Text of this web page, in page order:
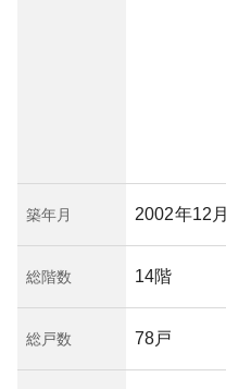
築年月 2002年12月
総階数 14階
総戸数 78戸